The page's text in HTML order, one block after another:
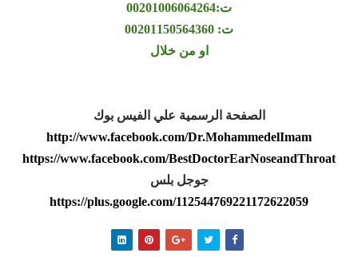
ت:00201006064264
ت: 00201150564360
او من خلال
الصفحة الرسمية علي الفيس بوك
http://www.facebook.com/Dr.MohammedelImam
https://www.facebook.com/BestDoctorEarNoseandThroat
جوجل بلس
https://plus.google.com/112544769221172622059